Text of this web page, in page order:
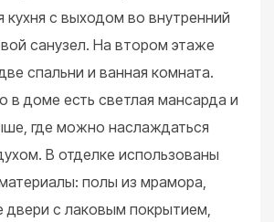
кухня с выходом во внутренний
санузел. На втором этаже
спальни и ванная комната.
в доме есть светлая мансарда и
где можно наслаждаться
В отделке использованы
полы из мрамора,
с лаковым покрытием,